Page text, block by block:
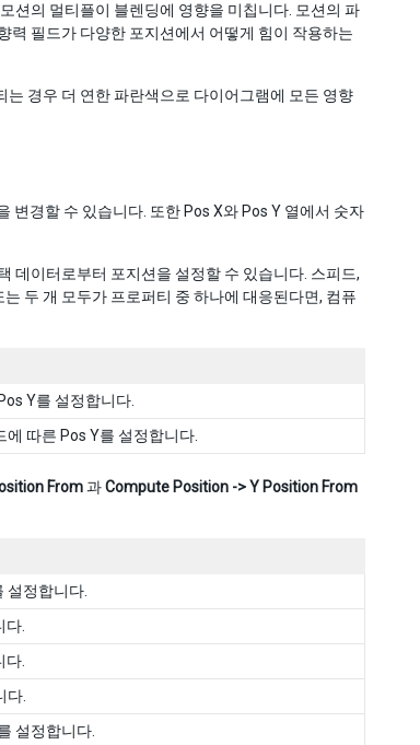
션의 멀티플이 블렌딩에 영향을 미칩니다. 모션의 파
력 필드가 다양한 포지션에서 어떻게 힘이 작용하는
경우 더 연한 파란색으로 다이어그램에 모든 영향
변경할 수 있습니다. 또한 Pos X와 Pos Y 열에서 숫자
데이터로부터 포지션을 설정할 수 있습니다. 스피드,
는 두 개 모두가 프로퍼티 중 하나에 대응된다면, 컴퓨
Y를 설정합니다.
따른 Pos Y를 설정합니다.
From과Compute Position -> Y Position From
설정합니다.
다.
다.
다.
설정합니다.